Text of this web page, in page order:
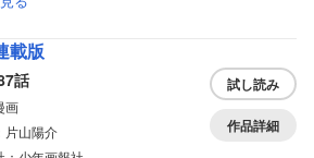
載版
話
画
片山陽介
試し読み
作品詳細